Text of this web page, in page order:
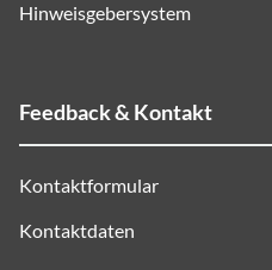
Hinweisgebersystem
Feedback & Kontakt
Kontaktformular
Kontaktdaten